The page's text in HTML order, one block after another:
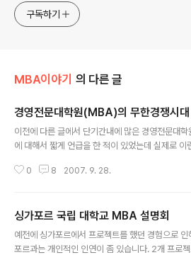
구독하기
MBA이야기 의 다른 글
경영전문대학원(MBA)의 무한경쟁시대
이전에 다른 글에서 단기간내에 많은 경영전문대학
에 대해서 짧게 언급을 한 적이 있었는데 실제로 이
전문가가 아니더라도 조만간 벌어질 일이라고 생각
교라는 매우 보수적인 사회도 자의던 타의던간에
는 변화의 물결 속으로 뛰어들 수 밖에 없는 것처
교수’ 심사 무더기 탈락…교수사회 ‘술렁’ 이번 경
0 8 2007. 9. 28.
싱가포르 국립 대학교 MBA 설명회
예전에 싱가포르에서 프로젝트를 했던 경험으로 인
포르과는 개인적인 인연이 좀 있습니다. 2개 프로